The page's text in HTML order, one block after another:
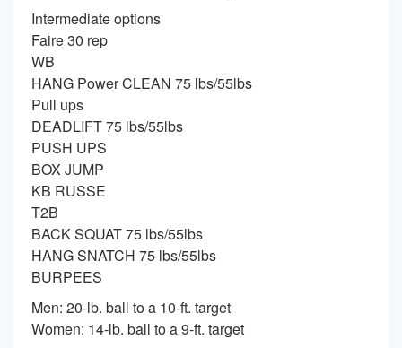
Intermediate options
Faire 30 rep
WB
HANG Power CLEAN 75 lbs/55lbs
Pull ups
DEADLIFT 75 lbs/55lbs
PUSH UPS
BOX JUMP
KB RUSSE
T2B
BACK SQUAT 75 lbs/55lbs
HANG SNATCH 75 lbs/55lbs
BURPEES
Men: 20-lb. ball to a 10-ft. target
Women: 14-lb. ball to a 9-ft. target